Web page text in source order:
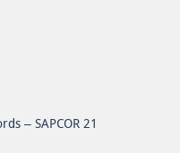
– SAPCOR 21